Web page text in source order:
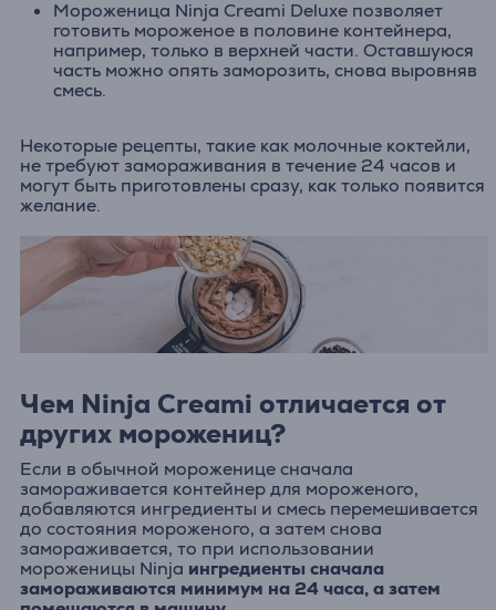
Мороженица Ninja Creami Deluxe позволяет
готовить мороженое в половине контейнера,
например, только в верхней части. Оставшуюся
часть можно опять заморозить, снова выровняв
смесь.
Некоторые рецепты, такие как молочные коктейли,
не требуют замораживания в течение 24 часов и
могут быть приготовлены сразу, как только появится
желание.
Чем Ninja Creami отличается от
других морожениц?
Если в обычной мороженице сначала
замораживается контейнер для мороженого,
добавляются ингредиенты и смесь перемешивается
до состояния мороженого, а затем снова
замораживается, то при использовании
мороженицы Ninja ингредиенты сначала
замораживаются минимум на 24 часа, а затем